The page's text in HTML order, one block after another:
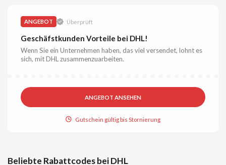
ANGEBOT Überprüft
Geschäfstkunden Vorteile bei DHL!
Wenn Sie ein Unternehmen haben, das viel versendet, lohnt es
sich, mit DHL zusammenzuarbeiten.
ANGEBOT ANSEHEN
Gutschein gültig bis Stornierung
Beliebte Rabattcodes bei DHL